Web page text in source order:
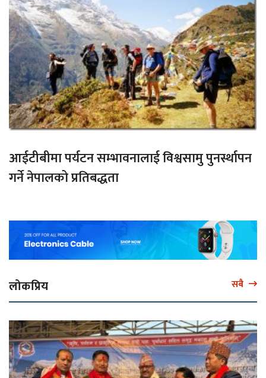
आईटीबीमा पर्यटन सम्भावनालाई विश्वसामु पुनर्स्थापन
गर्ने नेपालको प्रतिबद्धता
लोकप्रिय सबै